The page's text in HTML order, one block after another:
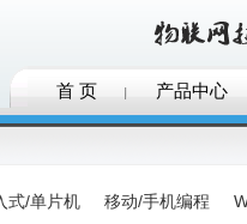
首 页 产品中心
式/单片机 移动/手机编程